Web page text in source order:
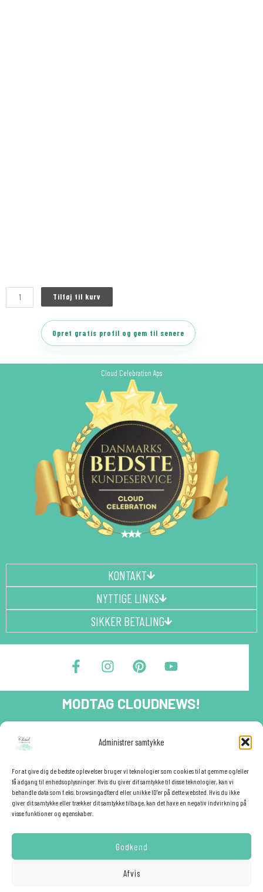
Administrer samtykke
For at give dig de bedste oplevelser bruger vi teknologier som cookies til at gemme og/eller
få adgang til enhedsoplysninger. Hvis du giver dit samtykke til disse teknologier, kan vi
behandle data som f.eks. browsingadfærd eller unikke ID'er på dette websted. Hvis du ikke
giver dit samtykke eller trækker dit samtykke tilbage, kan det have en negativ indvirkning på
visse funktioner og egenskaber.
Godkend
Afvis
Tilføj til kurv
Opret gratis profil og gem til senere
Cloud Celebration Aps
KONTAKT
NYTTIGE LINKS
SIKKER BETALING
a
c
e
b
o
f
n
s
t
a
g
a
i
n
t
e
r
s
o
t
u
b
MODTAG CLOUDNEWS!
festinspiration direkte i din indbakke.🎉
Fornavn
E-mail